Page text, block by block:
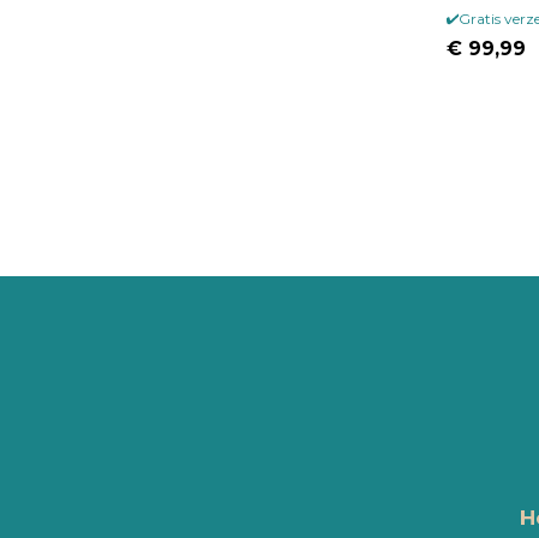
Gratis
€ 99,99